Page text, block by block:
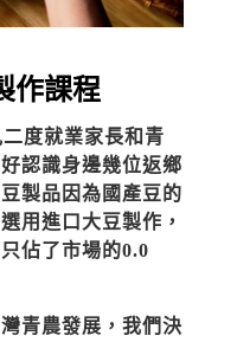
作課程
度就業家長和青
認識身邊幾位返鄉
製品因為國產豆的
用進口大豆製作，
佔了市場的0.0
青農發展，我們決